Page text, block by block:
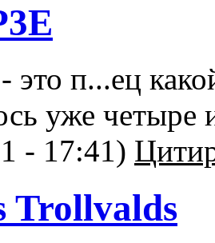
п...ец
уже четыре
- 17:41)
Trollvalds